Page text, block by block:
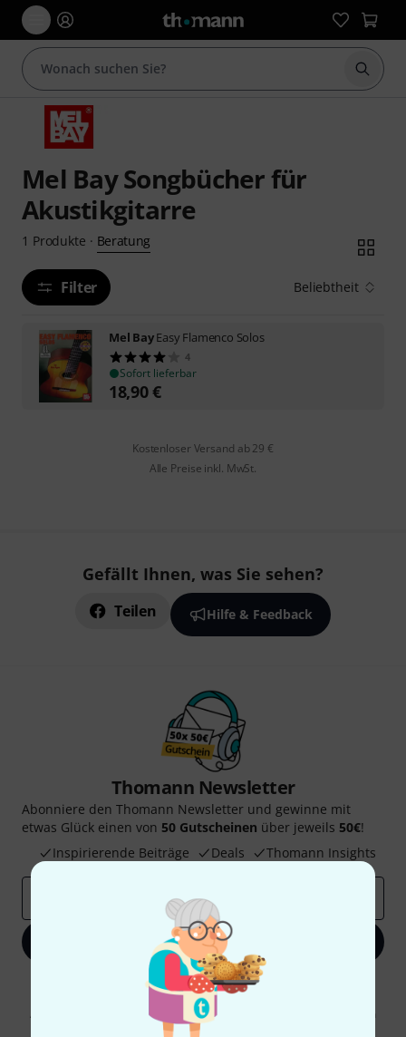
Suche
Mel Bay Songbücher für
Akustikgitarre
1 Produkte · Beratung
Filter Beliebtheit
Mel BayEasy Flamenco Solos
4
Sofort lieferbar
18,90€
Kostenloser Versand ab 29 €
Alle Preise inkl. MwSt.
Gefällt Ihnen, was Sie sehen?
Teilen Hilfe & Feedback
Thomann Newsletter
Abonniere den Thomann Newsletter und gewinne mit
etwas Glück einen von 50 Gutscheinen über jeweils 50€!
Inspirierende Beiträge
Deals Thomann Insights
Jetzt anmelden
Mit Klick auf „Jetzt anmelden“ stimmen Sie dem Erhalt von E-Mail-
Werbung und einer Messung des E-Mail-Nutzungsverhaltens zu. Die
Abmeldung ist jederzeit möglich. Weitere Informationen finden Sie in
unserenDatenschutzhinweisen